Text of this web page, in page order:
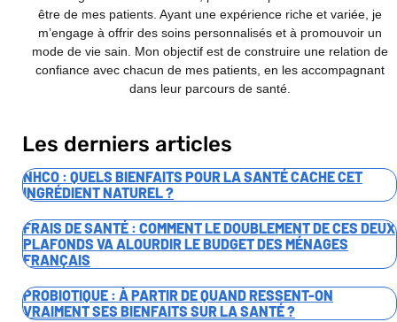
être de mes patients. Ayant une expérience riche et variée, je
m’engage à offrir des soins personnalisés et à promouvoir un
mode de vie sain. Mon objectif est de construire une relation de
confiance avec chacun de mes patients, en les accompagnant
dans leur parcours de santé.
Les derniers articles
NHCO : QUELS BIENFAITS POUR LA SANTÉ CACHE CET
INGRÉDIENT NATUREL ?
FRAIS DE SANTÉ : COMMENT LE DOUBLEMENT DE CES DEUX
PLAFONDS VA ALOURDIR LE BUDGET DES MÉNAGES
FRANÇAIS
PROBIOTIQUE : À PARTIR DE QUAND RESSENT-ON
VRAIMENT SES BIENFAITS SUR LA SANTÉ ?